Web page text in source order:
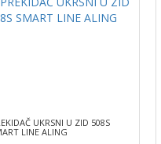
UKRSNI U ZID 508S
LINE ALING